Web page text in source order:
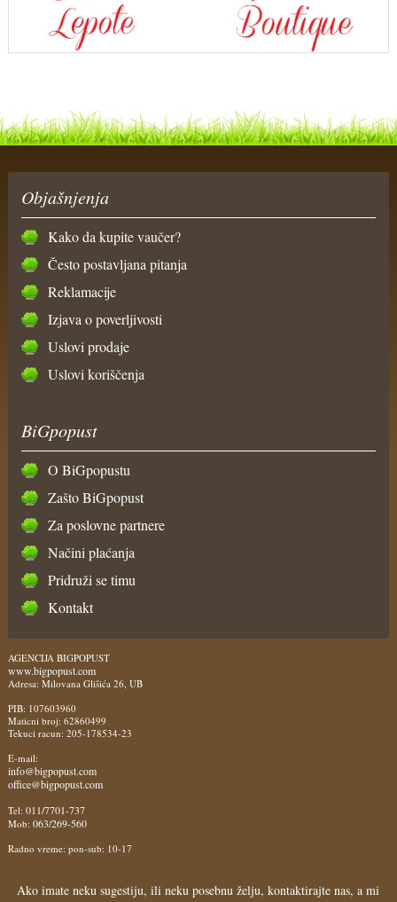
Objašnjenja
Kako da kupite vaučer?
Često postavljana pitanja
Reklamacije
Izjava o poverljivosti
Uslovi prodaje
Uslovi koriščenja
BiGpopust
O BiGpopustu
Zašto BiGpopust
Za poslovne partnere
Načini plaćanja
Pridruži se timu
Kontakt
AGENCIJA BIGPOPUST
www.bigpopust.com
Adresa: Milovana Glišića 26, UB
PIB: 107603960
Maticni broj: 62860499
Tekuci racun: 205-178534-23
E-mail:
info@bigpopust.com
office@bigpopust.com
Tel: 011/7701-737
Mob: 063/269-560
Radno vreme: pon-sub: 10-17
Ako imate neku sugestiju, ili neku posebnu želju, kontaktirajte nas, a mi